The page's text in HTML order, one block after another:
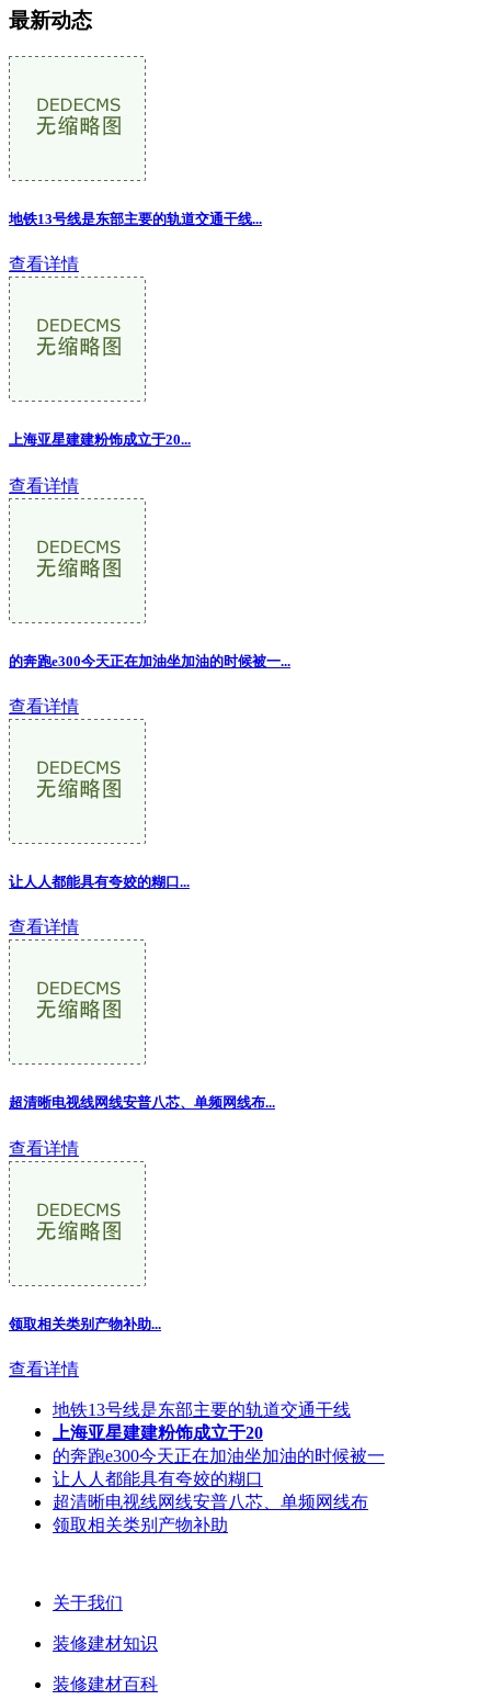
最新动态
地铁13号线是东部主要的轨道交通干线...
查看详情
上海亚星建建粉饰成立于20...
查看详情
的奔跑e300今天正在加油坐加油的时候被一...
查看详情
让人人都能具有夸姣的糊口...
查看详情
超清晰电视线网线安普八芯、单频网线布...
查看详情
领取相关类别产物补助...
查看详情
地铁13号线是东部主要的轨道交通干线
上海亚星建建粉饰成立于20
的奔跑e300今天正在加油坐加油的时候被一
让人人都能具有夸姣的糊口
超清晰电视线网线安普八芯、单频网线布
领取相关类别产物补助
关于我们
装修建材知识
装修建材百科